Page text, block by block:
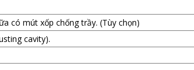
có mút xốp chống trầy. (Tùy chọn)
cavity).